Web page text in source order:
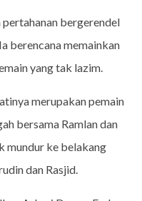
pertahanan bergerendel
berencana memainkan
yang tak lazim.
merupakan pemain
bersama Ramlan dan
mundur ke belakang
dan Rasjid.